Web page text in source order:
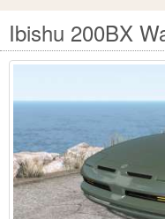
Ibishu 200BX